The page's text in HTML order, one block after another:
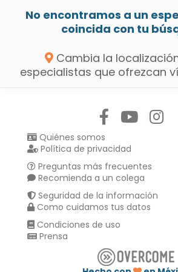
No encontramos a un
coincida con tu
Cambia la
especialistas que ofrezcan
Quiénes somos
Política de privacidad
Preguntas más frecuentes
Recomienda a un colega
Seguridad de la información
Como cuidamos tus datos
Condiciones de uso
Prensa